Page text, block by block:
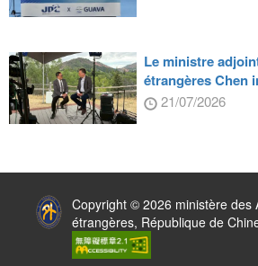
Le ministre
étrangères Chen
21/07/2026
Copyright © 2026 ministère des
étrangères, République de